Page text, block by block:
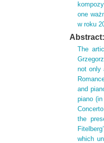
one
w roku
Abstract:
The
not only
and
piano
the
which